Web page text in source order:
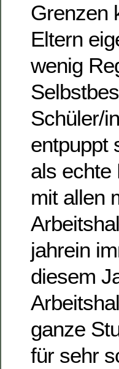
Grenzen
Eltern
wenig
Schüler/
entpuppt
als echte
mit allen
jahrein
diesem
ganze
für sehr